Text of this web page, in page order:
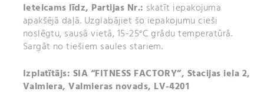
Ieteicams līdz, Partijas Nr.: skatīt iepakojuma
apakšējā daļā. Uzglabājiet šo iepakojumu cieši
noslēgtu, sausā vietā, 15-25°C grādu temperatūrā.
Sargāt no tiešiem saules stariem.
Izplatītājs: SIA “FITNESS FACTORY”, Stacijas iela 2,
Valmiera, Valmieras novads, LV-4201